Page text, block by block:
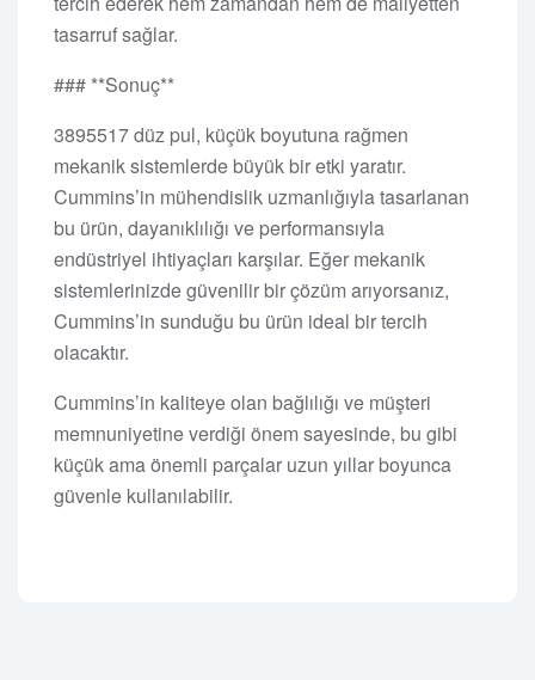
tasarruf sağlar.
### **Sonuç**
3895517 düz pul, küçük boyutuna rağmen
mekanik sistemlerde büyük bir etki yaratır.
Cummins’in mühendislik uzmanlığıyla tasarlanan
bu ürün, dayanıklılığı ve performansıyla
endüstriyel ihtiyaçları karşılar. Eğer mekanik
sistemlerinizde güvenilir bir çözüm arıyorsanız,
Cummins’in sunduğu bu ürün ideal bir tercih
olacaktır.
Cummins’in kaliteye olan bağlılığı ve müşteri
memnuniyetine verdiği önem sayesinde, bu gibi
küçük ama önemli parçalar uzun yıllar boyunca
güvenle kullanılabilir.